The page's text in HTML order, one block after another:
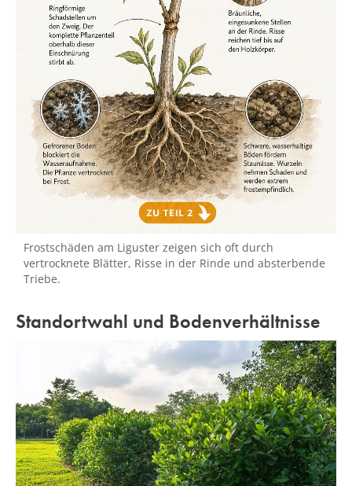
Frostschäden am Liguster zeigen sich oft durch
vertrocknete Blätter, Risse in der Rinde und absterbende
Triebe.
Standortwahl und Bodenverhältnisse